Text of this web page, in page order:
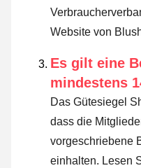
Website von
Es gilt eine
mindestens
Das Gütesiegel
dass die
vorgeschriebene
einhalten. Lesen